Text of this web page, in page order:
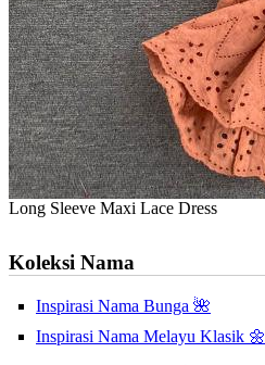
Long Sleeve Maxi Lace Dress
Koleksi Nama
Inspirasi Nama Bunga 🌺
Inspirasi Nama Melayu Klasik 🌼